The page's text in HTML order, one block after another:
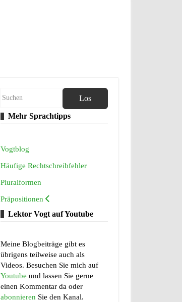
Los
Mehr Sprachtipps
Vogtblog
Häufige Rechtschreibfehler
Pluralformen
Präpositionen
Lektor Vogt auf Youtube
Meine Blogbeiträge gibt es
übrigens teilweise auch als
Videos. Besuchen Sie mich auf
Youtube und lassen Sie gerne
einen Kommentar da oder
abonnieren Sie den Kanal.